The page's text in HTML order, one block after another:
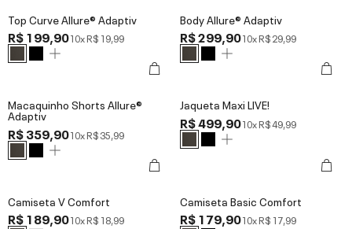
Top Curve Allure® Adaptiv
R$ 199,9010xR$ 19,99
Body Allure® Adaptiv
R$ 299,9010xR$ 29,99
Macaquinho Shorts Allure®
Adaptiv
R$ 359,9010xR$ 35,99
Jaqueta Maxi LIVE!
R$ 499,9010xR$ 49,99
Camiseta V Comfort
R$ 189,9010xR$ 18,99
Camiseta Basic Comfort
R$ 179,9010xR$ 17,99